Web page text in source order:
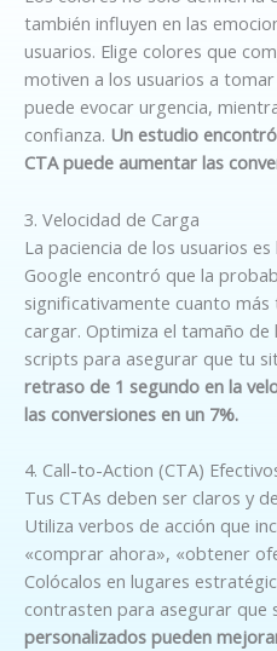
también influyen en las
usuarios. Elige colores que
motiven a los usuarios a
puede evocar urgencia,
confianza. Un estudio
CTA puede aumentar las
3. Velocidad de Carga
La paciencia de los usuarios
Google encontró que la
significativamente cuanto
cargar. Optimiza el tamaño de
scripts para asegurar que tu
retraso de 1 segundo en la
las conversiones en un 7%.
4. Call-to-Action (CTA)
Tus CTAs deben ser claros y
Utiliza verbos de acción que
«comprar ahora», «obtener
Colócalos en lugares
contrasten para asegurar que
personalizados pueden